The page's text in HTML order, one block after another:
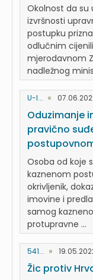
Okolnost da
izvršnosti
postupku
odlučnim
mjerodavnom
nadležnog
U-I...
Oduzimanje
pravično
Osoba od koje
kaznenom
okrivljenik,
imovine i
samog
protupravne ...
541...
Žic protiv